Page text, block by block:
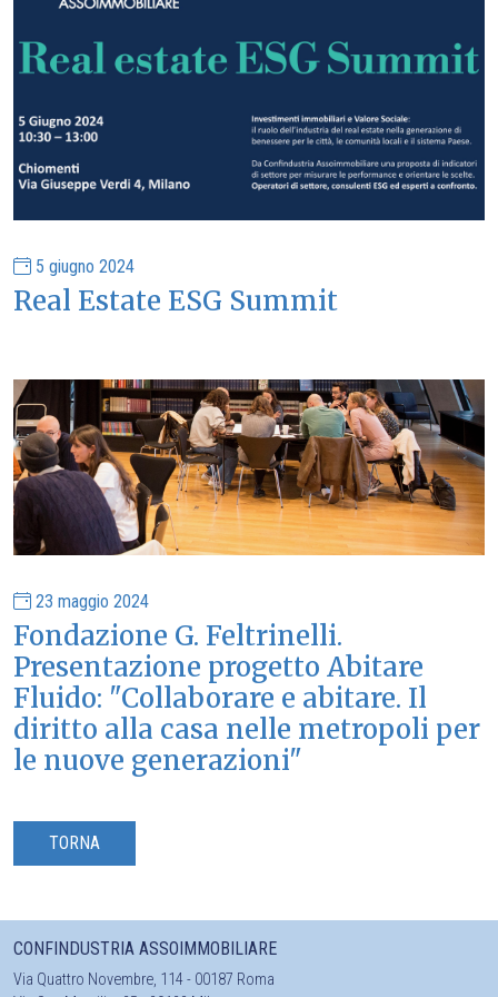
5 giugno 2024
Real Estate ESG Summit
23 maggio 2024
Fondazione G. Feltrinelli.
Presentazione progetto Abitare
Fluido: "Collaborare e abitare. Il
diritto alla casa nelle metropoli per
le nuove generazioni"
TORNA
CONFINDUSTRIA ASSOIMMOBILIARE
Via Quattro Novembre, 114 - 00187 Roma